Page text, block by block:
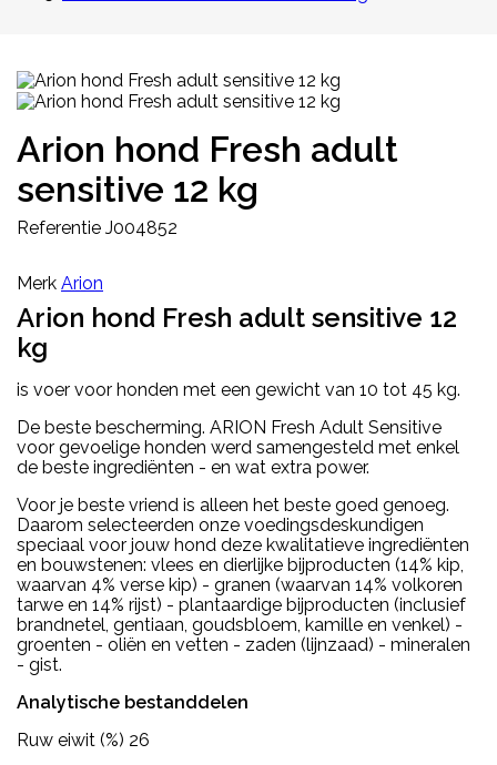
Arion hond Fresh adult
sensitive 12 kg
Referentie J004852
Merk Arion
Arion hond Fresh adult sensitive 12
kg
is voer voor honden met een gewicht van 10 tot 45 kg.
De beste bescherming. ARION Fresh Adult Sensitive
voor gevoelige honden werd samengesteld met enkel
de beste ingrediënten - en wat extra power.
Voor je beste vriend is alleen het beste goed genoeg.
Daarom selecteerden onze voedingsdeskundigen
speciaal voor jouw hond deze kwalitatieve ingrediënten
en bouwstenen: vlees en dierlijke bijproducten (14% kip,
waarvan 4% verse kip) - granen (waarvan 14% volkoren
tarwe en 14% rijst) - plantaardige bijproducten (inclusief
brandnetel, gentiaan, goudsbloem, kamille en venkel) -
groenten - oliën en vetten - zaden (lijnzaad) - mineralen
- gist.
Analytische bestanddelen
Ruw eiwit (%) 26